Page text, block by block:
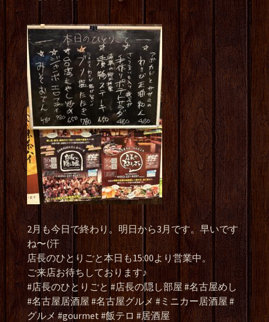
2月も今日で終わり。明日から3月です。早いです
ね〜(汗
店長のひとりごと本日も15:00より営業中。
ご来店お待ちしております♪
#店長のひとりごと #店長の隠し部屋 #名古屋めし
#名古屋居酒屋 #名古屋グルメ #ミニカー居酒屋 #
グルメ #gourmet #飯テロ #居酒屋